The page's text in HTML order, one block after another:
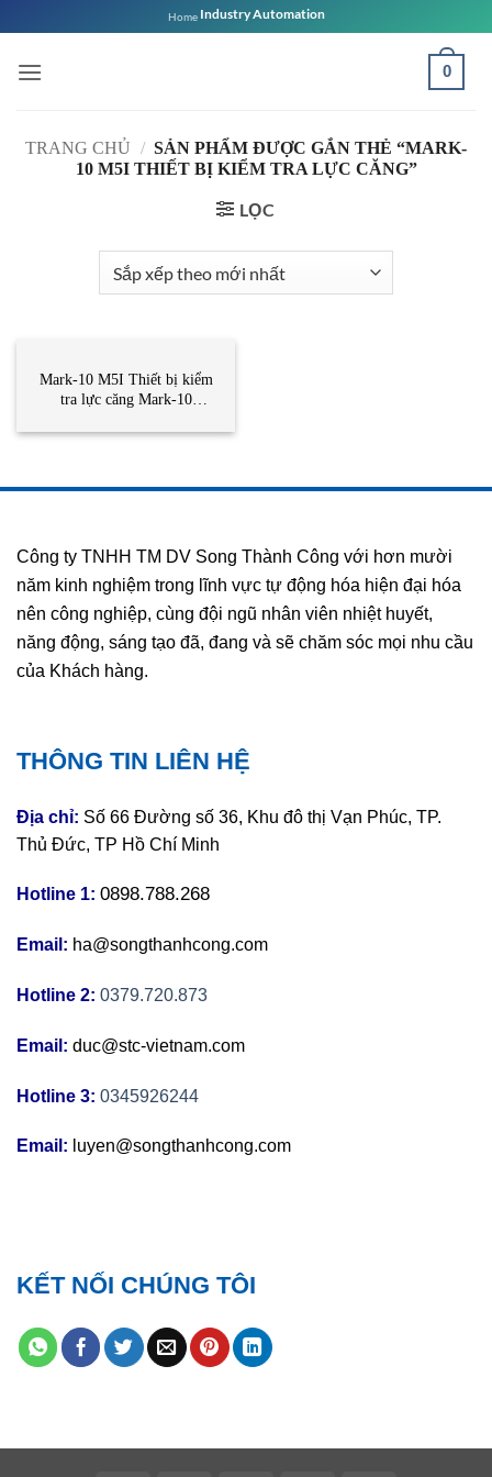
qua
nội
Home Industry Automation
0
TRANG CHỦ / SẢN PHẨM ĐƯỢC GẮN THẺ “MARK-
10 M5I THIẾT BỊ KIỂM TRA LỰC CĂNG”
LỌC
Mark-10 M5I Thiết bị kiểm
tra lực căng Mark-10
Công ty TNHH TM DV Song Thành Công với hơn mười
năm kinh nghiệm trong lĩnh vực tự động hóa hiện đại hóa
nên công nghiệp, cùng đội ngũ nhân viên nhiệt huyết,
năng động, sáng tạo đã, đang và sẽ chăm sóc mọi nhu cầu
của Khách hàng.
THÔNG TIN LIÊN HỆ
Địa chỉ: Số 66 Đường số 36, Khu đô thị Vạn Phúc, TP.
Thủ Đức, TP Hồ Chí Minh
Hotline 1: 0898.788.268
Email: ha@songthanhcong.com
Hotline 2: 0379.720.873
Email: duc@stc-vietnam.com
Hotline 3: 0345926244
Email: luyen@songthanhcong.com
KẾT NỐI CHÚNG TÔI